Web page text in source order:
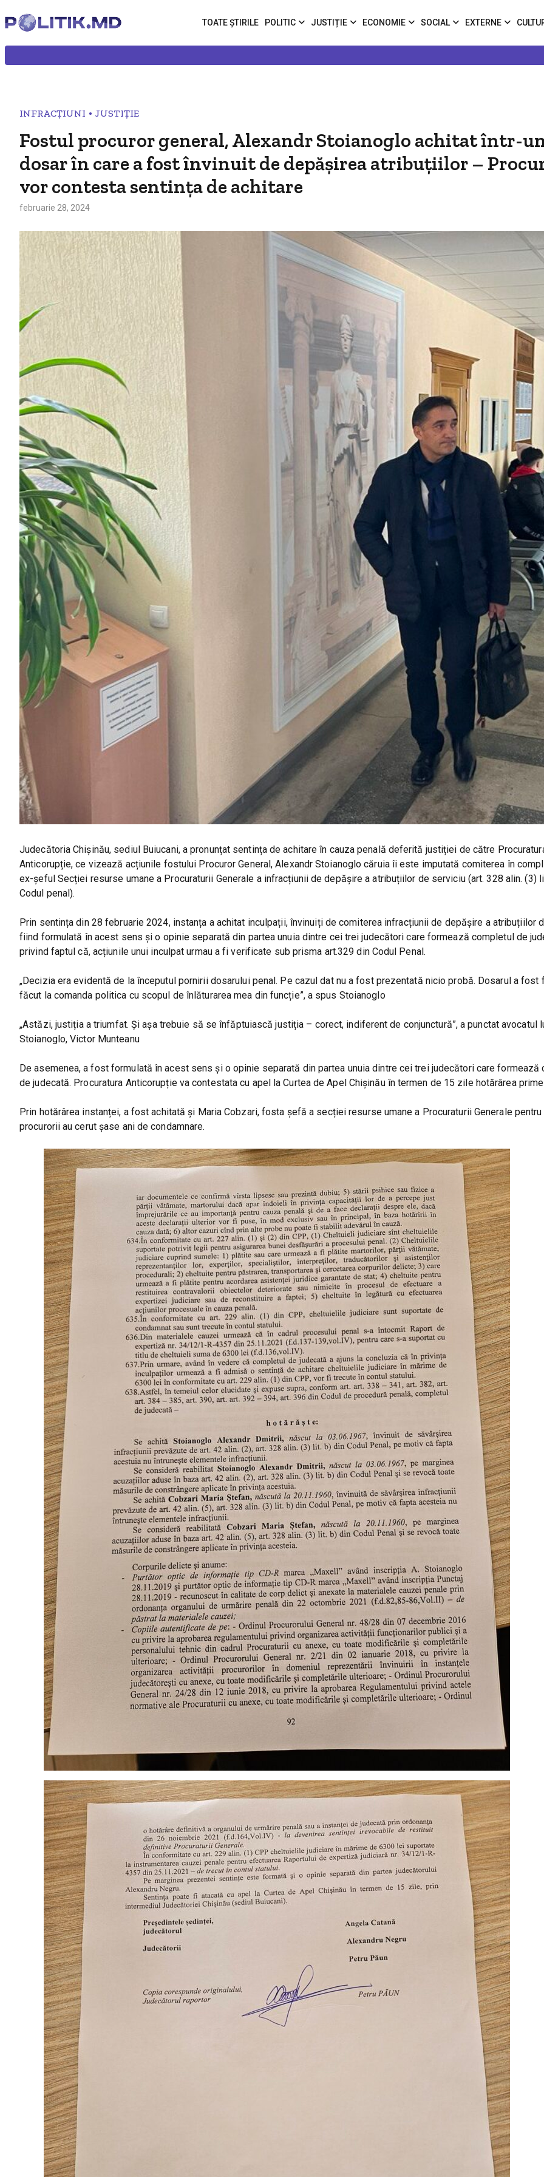
TOATE ȘTIRILE POLITIC JUSTIȚIE ECONOMIE SOCIAL EXTERNE
INFRACȚIUNI • JUSTIȚIE
Fostul procuror general, Alexandr Stoianoglo achitat într-
dosar în care a fost învinuit de depășirea atribuțiilor –
vor contesta sentința de achitare
februarie 28, 2024
Judecătoria Chișinău, sediul Buiucani, a pronunțat sentința de achitare în cauza penală deferită justiției de către
Anticorupție, ce vizează acțiunile fostului Procuror General, Alexandr Stoianoglo căruia îi este imputată comiterea în
ex-șeful Secției resurse umane a Procuraturii Generale a infracțiunii de depășire a atribuțiilor de serviciu (art. 328 alin. (3)
Codul penal).
Prin sentința din 28 februarie 2024, instanța a achitat inculpații, învinuiți de comiterea infracțiunii de depășire a atribuțiilor
fiind formulată în acest sens și o opinie separată din partea unuia dintre cei trei judecători care formează completul de
privind faptul că, acțiunile unui inculpat urmau a fi verificate sub prisma art.329 din Codul Penal.
„Decizia era evidentă de la începutul pornirii dosarului penal. Pe cazul dat nu a fost prezentată nicio probă. Dosarul a fost
făcut la comanda politica cu scopul de înlăturarea mea din funcție”, a spus Stoianoglo
„Astăzi, justiția a triumfat. Și așa trebuie să se înfăptuiască justiția – corect, indiferent de conjunctură”, a punctat avocatul
Stoianoglo, Victor Munteanu
De asemenea, a fost formulată în acest sens și o opinie separată din partea unuia dintre cei trei judecători care formează
de judecată. Procuratura Anticorupție va contestata cu apel la Curtea de Apel Chișinău în termen de 15 zile hotărârea
Prin hotărârea instanței, a fost achitată și Maria Cobzari, fosta șefă a secției resurse umane a Procuraturii Generale pentru
procurorii au cerut șase ani de condamnare.